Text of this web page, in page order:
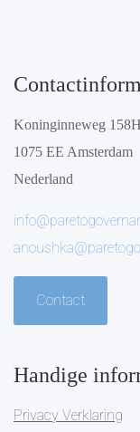
Koninginneweg 158H
1075 EE Amsterdam
Nederland
Contact
Handige
Privacy Verklaring